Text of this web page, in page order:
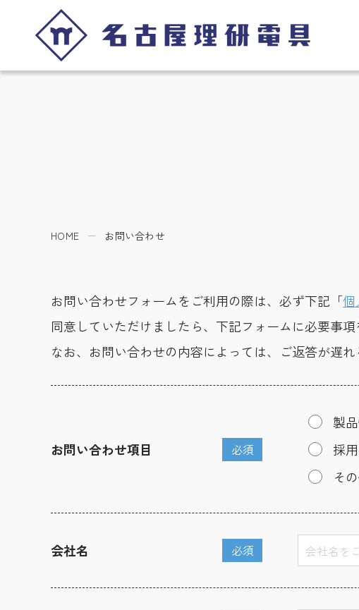
HOME お問い合わせ
お問い合わせフォームをご利用の際は、必ず下記「個
同意していただけましたら、下記フォームに必要事
なお、お問い合わせの内容によっては、ご返答が遅
お問い合わせ項目 必須
製
採
そ
会社名 必須